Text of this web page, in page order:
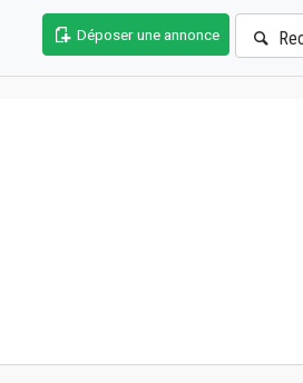
Déposer une annonce